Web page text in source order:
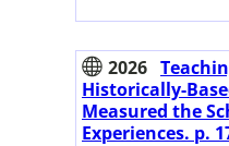
2026
Historically-
Measured the
Experiences. p.